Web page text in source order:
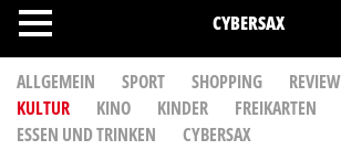
CYBERSAX
ALLGEMEIN SPORT SHOPPING REVIEW
KULTUR
KINO KINDER FREIKARTEN
ESSEN UND TRINKEN
CYBERSAX